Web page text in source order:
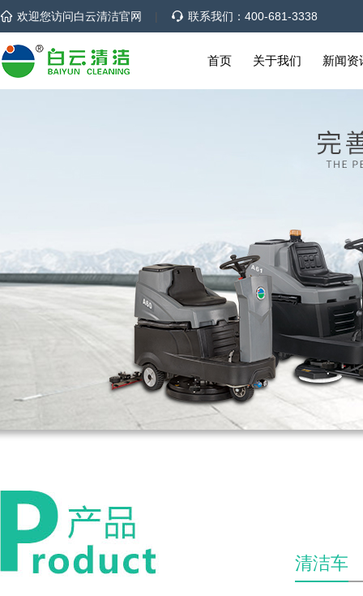
欢迎您访问白云清洁官网 | 联系我们：400-681-3338
首页 关于我们 新闻资
清洁车